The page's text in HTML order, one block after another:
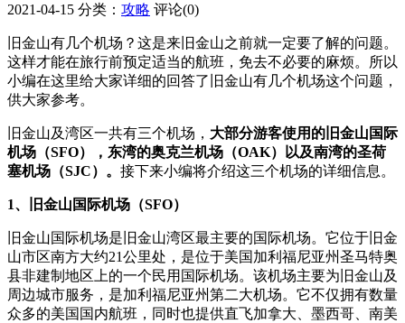
2021-04-15 分类： 攻略 评论(0)
旧金山有几个机场？这是来旧金山之前就一定要了解的问题。
这样才能在旅行前预定适当的航班，免去不必要的麻烦。所以
小编在这里给大家详细的回答了旧金山有几个机场这个问题，
供大家参考。
旧金山及湾区一共有三个机场， 大部分游客使用的旧金山国际
机场（SFO），东湾的奥克兰机场（OAK）以及南湾的圣荷
塞机场（SJC）。 接下来小编将介绍这三个机场的详细信息。
1、旧金山国际机场（SFO）
旧金山国际机场是旧金山湾区最主要的国际机场。它位于旧金
山市区南方大约21公里处，是位于美国加利福尼亚州圣马特奥
县非建制地区上的一个民用国际机场。该机场主要为旧金山及
周边城市服务，是加利福尼亚州第二大机场。它不仅拥有数量
众多的美国国内航班，同时也提供直飞加拿大、墨西哥、南美